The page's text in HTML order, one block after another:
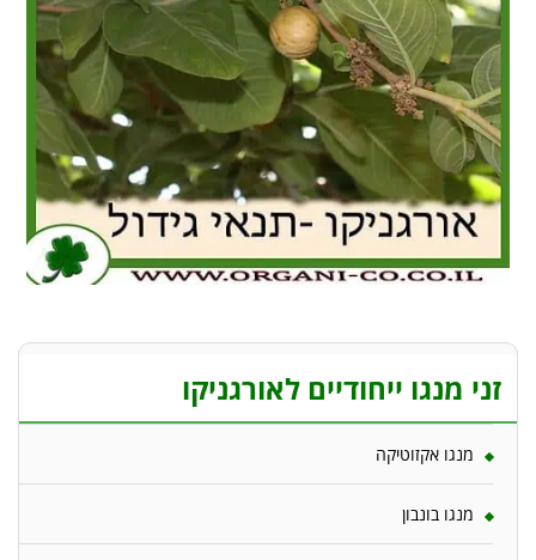
זני מנגו ייחודיים לאורגניקו
מנגו אקזוטיקה
מנגו בונבון